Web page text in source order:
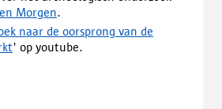
Morgen.
naar de oorsprong van de
' op youtube.